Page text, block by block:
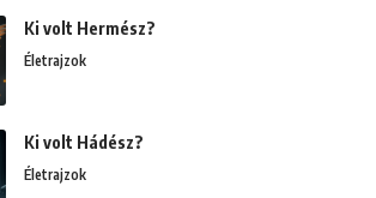
Ki volt Hermész?
Életrajzok
Ki volt Hádész?
Életrajzok